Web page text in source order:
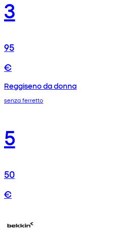
3
95
€
Reggiseno da donna
senza ferretto
5
50
€